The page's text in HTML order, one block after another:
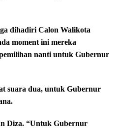
dihadiri Calon Walikota
moment ini mereka
nanti untuk Gubernur
suara dua, untuk Gubernur
Diza. “Untuk Gubernur